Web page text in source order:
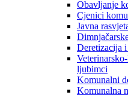
Obavljanje
Cjenici
Javna
Deretizacija
ljubimci
Komunalni
Komunalna